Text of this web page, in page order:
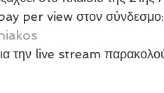
per view στον σύνδεσμο: